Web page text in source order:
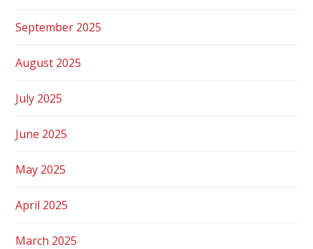
September 2025
August 2025
July 2025
June 2025
May 2025
April 2025
March 2025